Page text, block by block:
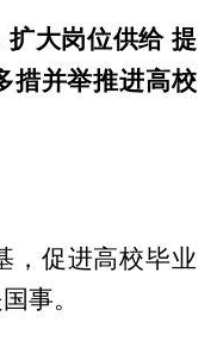
扩大岗位供给 提
并举推进高校
，促进高校毕业
事。